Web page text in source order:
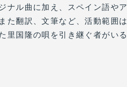
ナル曲に加え、スペイン語やア
た翻訳、文筆など、活動範囲は
里国隆の唄を引き継ぐ者がいる